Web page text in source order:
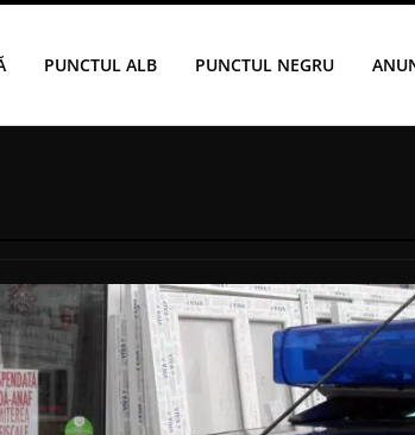
PUNCTUL ALB PUNCTUL NEGRU